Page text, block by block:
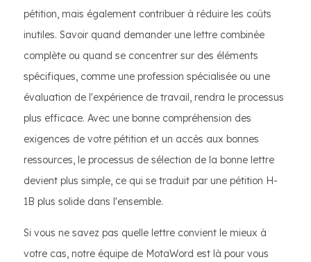
pétition, mais également contribuer à réduire les coûts
inutiles. Savoir quand demander une lettre combinée
complète ou quand se concentrer sur des éléments
spécifiques, comme une profession spécialisée ou une
évaluation de l'expérience de travail, rendra le processus
plus efficace. Avec une bonne compréhension des
exigences de votre pétition et un accès aux bonnes
ressources, le processus de sélection de la bonne lettre
devient plus simple, ce qui se traduit par une pétition H-
1B plus solide dans l'ensemble.
Si vous ne savez pas quelle lettre convient le mieux à
votre cas, notre équipe de MotaWord est là pour vous